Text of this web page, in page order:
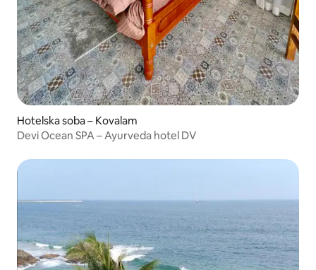
Hotelska soba – Kovalam
Devi Ocean SPA – Ayurveda hotel DV